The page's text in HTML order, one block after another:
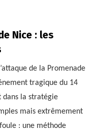
Nice : les
de la Promenade
tragique du 14
la stratégie
mais extrêmement
: une méthode